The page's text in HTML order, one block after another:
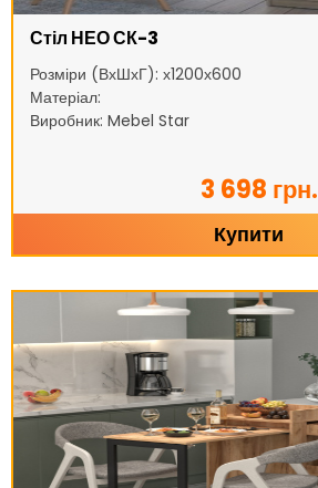
Стіл НЕО СК-3
Розміри (ВхШхГ): х1200х600
Матеріал:
Виробник: Mebel Star
3 698 грн.
Купити